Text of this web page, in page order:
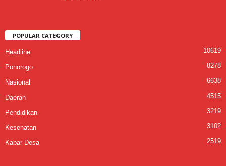
POPULAR CATEGORY
Headline 10619
Ponorogo 8278
Nasional 6638
Daerah 4515
Pendidikan 3219
Kesehatan 3102
Kabar Desa 2519